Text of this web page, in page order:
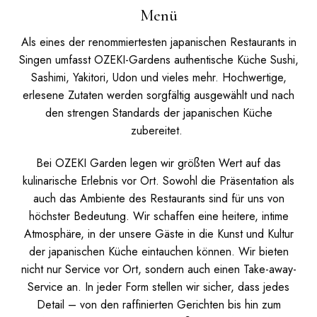
Menü
Als eines der renommiertesten japanischen Restaurants in
Singen umfasst OZEKI-Gardens authentische Küche Sushi,
Sashimi, Yakitori, Udon und vieles mehr. Hochwertige,
erlesene Zutaten werden sorgfältig ausgewählt und nach
den strengen Standards der japanischen Küche
zubereitet.
Bei OZEKI Garden legen wir größten Wert auf das
kulinarische Erlebnis vor Ort. Sowohl die Präsentation als
auch das Ambiente des Restaurants sind für uns von
höchster Bedeutung. Wir schaffen eine heitere, intime
Atmosphäre, in der unsere Gäste in die Kunst und Kultur
der japanischen Küche eintauchen können. Wir bieten
nicht nur Service vor Ort, sondern auch einen Take-away-
Service an. In jeder Form stellen wir sicher, dass jedes
Detail – von den raffinierten Gerichten bis hin zum